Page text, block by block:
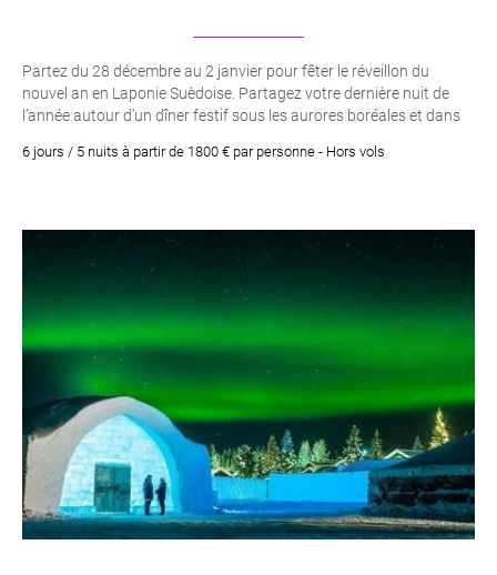
Partez du 28 décembre au 2 janvier pour fêter le réveillon du
nouvel an en Laponie Suèdoise. Partagez votre dernière nuit de
l’année autour d’un dîner festif sous les aurores boréales et dans
6 jours / 5 nuits à partir de 1800 € par personne - Hors vols